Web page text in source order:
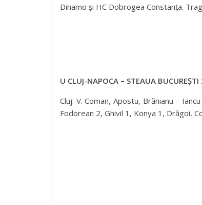
Dinamo și HC Dobrogea Constanța.
U CLUJ-NAPOCA – STEAUA
Cluj: V. Coman, Apostu, Brănianu –
Fodorean 2, Ghivil 1, Konya 1, Drăgoi,